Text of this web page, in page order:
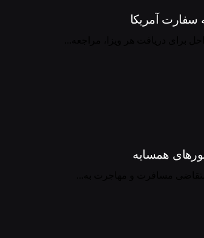
سفارت آمریکا
همسایه